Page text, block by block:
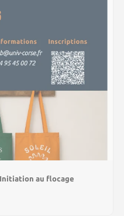
au flocage